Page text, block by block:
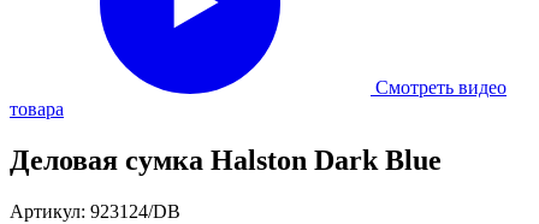
Смотреть видео
товара
Деловая сумка Halston Dark Blue
Артикул: 923124/DB